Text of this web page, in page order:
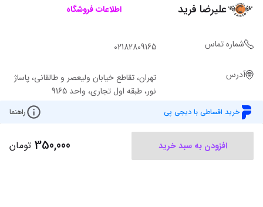
خرید اقساطی با دیجی پی راهنما
افزودن به سبد خرید 350,000 تومان
علیرضا فرید اطلاعات فروشگاه
شماره تماس 02182809165
آدرس
تهران، تقاطع خیابان ولیعصر و طالقانی، پاساژ
نور، طبقه اول تجاری، واحد 9165